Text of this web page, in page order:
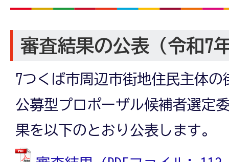
審査結果の公表（令和7
7つくば市周辺市街地住民主体
公募型プロポーザル候補者選定
果を以下のとおり公表します。